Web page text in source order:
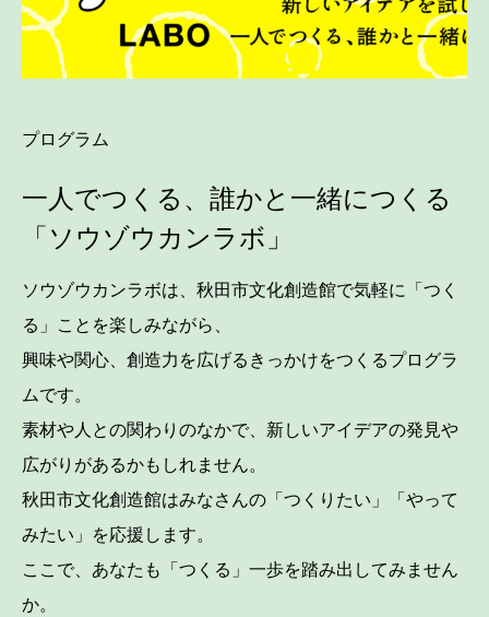
プログラム
一人でつくる、誰かと一緒につくる
「ソウゾウカンラボ」
ソウゾウカンラボは、秋田市文化創造館で気軽に「つく
る」ことを楽しみながら、
興味や関心、創造力を広げるきっかけをつくるプログラ
ムです。
素材や人との関わりのなかで、新しいアイデアの発見や
広がりがあるかもしれません。
秋田市文化創造館はみなさんの「つくりたい」「やって
みたい」を応援します。
ここで、あなたも「つくる」一歩を踏み出してみません
か。